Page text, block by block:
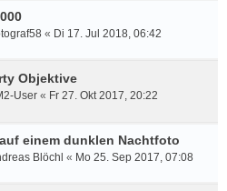
« Di 17. Jul 2018, 06:42
Objektive
User « Fr 27. Okt 2017, 20:22
einem dunklen Nachtfoto
Blöchl « Mo 25. Sep 2017, 07:08